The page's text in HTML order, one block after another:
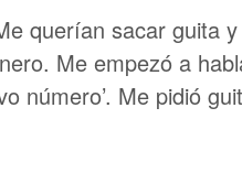
querían sacar guita
Me empezó a
número’. Me pidió